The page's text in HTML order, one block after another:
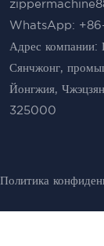
WhatsApp:
Адрес компании:
Сянчжонг,
Йонгжия,
325000
Политика